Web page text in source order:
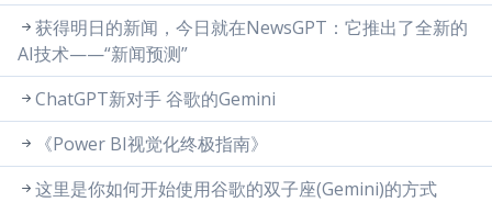
获得明日的新闻，今日就在NewsGPT：它推出了全新的
AI技术——“新闻预测”
ChatGPT新对手 谷歌的Gemini
《Power BI视觉化终极指南》
这里是你如何开始使用谷歌的双子座(Gemini)的方式